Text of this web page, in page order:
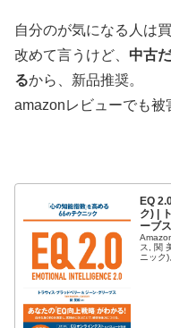
自分のが気になる人は
改めて言うけど、 中古
るから、新品推奨。
amazonレビューでも被
EQ
ク) |
ーブ
ス, 関
ニック